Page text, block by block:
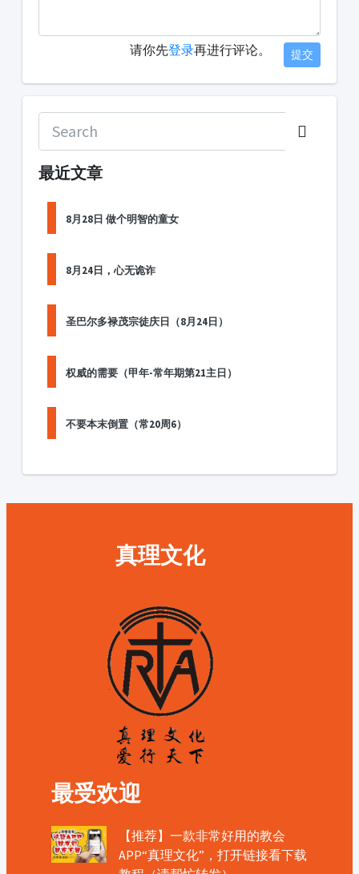
请你先登录再进行评论。 提交
最近文章
8月28日 做个明智的童女
8月24日，心无诡诈
圣巴尔多禄茂宗徒庆日（8月24日）
权威的需要（甲年-常年期第21主日）
不要本末倒置（常20周6）
真理文化
最受欢迎
【推荐】一款非常好用的教会
APP“真理文化”，打开链接看下载